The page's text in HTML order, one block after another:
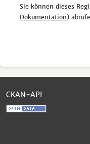
Sie können dieses
Dokumentation)
CKAN-API